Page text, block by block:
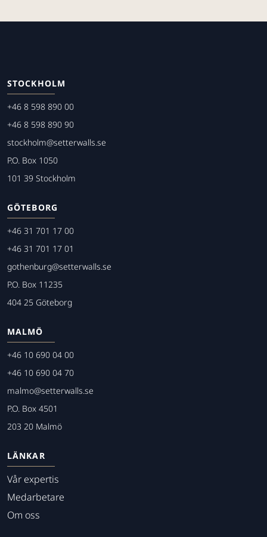
STOCKHOLM
+46 8 598 890 00
+46 8 598 890 90
stockholm@setterwalls.se
P.O. Box 1050
101 39 Stockholm
GÖTEBORG
+46 31 701 17 00
+46 31 701 17 01
gothenburg@setterwalls.se
P.O. Box 11235
404 25 Göteborg
MALMÖ
+46 10 690 04 00
+46 10 690 04 70
malmo@setterwalls.se
P.O. Box 4501
203 20 Malmö
LÄNKAR
Vår expertis
Medarbetare
Om oss